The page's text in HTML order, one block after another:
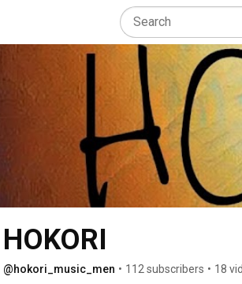
HOKORI
@hokori_music_men • 112 subscribers • 18